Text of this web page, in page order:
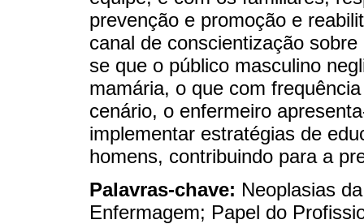
prevenção e promoção e
canal de conscientização
se que o público masculino
mamária, o que com
cenário, o enfermeiro
implementar estratégias de
homens, contribuindo para a
Palavras-chave: Neoplasias
Enfermagem; Papel do